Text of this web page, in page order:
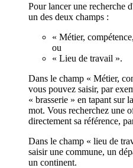
Pour lancer une recherche
un des deux champs :
« Métier,
ou
« Lieu de travail ».
Dans le champ « Métier,
vous pouvez saisir, par
« brasserie » en tapant sur
mot. Vous recherchez une
directement sa référence,
Dans le champ « lieu de
saisir une commune, un
un continent.